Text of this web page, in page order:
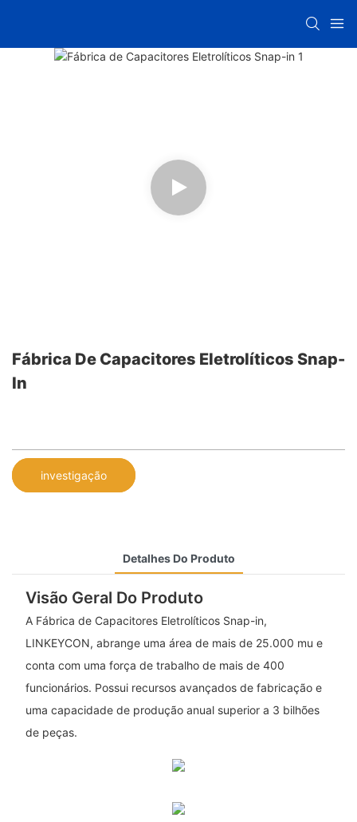
Fábrica De Capacitores Eletrolíticos Snap-
In
investigação
Detalhes Do Produto
Visão Geral Do Produto
A Fábrica de Capacitores Eletrolíticos Snap-in,
LINKEYCON, abrange uma área de mais de 25.000 mu e
conta com uma força de trabalho de mais de 400
funcionários. Possui recursos avançados de fabricação e
uma capacidade de produção anual superior a 3 bilhões
de peças.